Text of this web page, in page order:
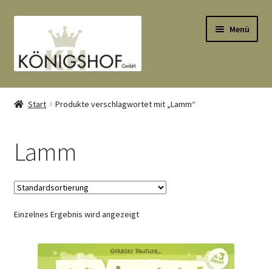
Navigation
springen
springen
Menü
Start
Anlässe
Datenauszug
Datenschutzbelehrung
Echtheit von Bewertungen
Start Produkte verschlagwortet mit „Lamm“
Lamm
Einzelnes Ergebnis wird angezeigt